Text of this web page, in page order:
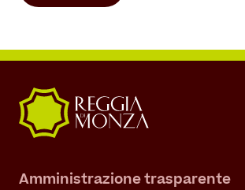
Amministrazione trasparente